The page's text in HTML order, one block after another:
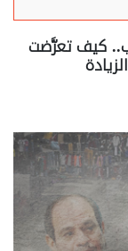
كيف تعرَّضت